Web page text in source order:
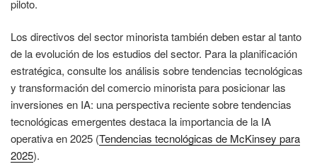
piloto.
Los directivos del sector minorista también deben estar al tanto
de la evolución de los estudios del sector. Para la planificación
estratégica, consulte los análisis sobre tendencias tecnológicas
y transformación del comercio minorista para posicionar las
inversiones en IA: una perspectiva reciente sobre tendencias
tecnológicas emergentes destaca la importancia de la IA
operativa en 2025 (Tendencias tecnológicas de McKinsey para
2025).